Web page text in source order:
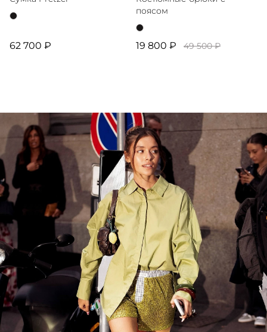
62 700 ₽
поясом
19 800 ₽ 49 500 ₽